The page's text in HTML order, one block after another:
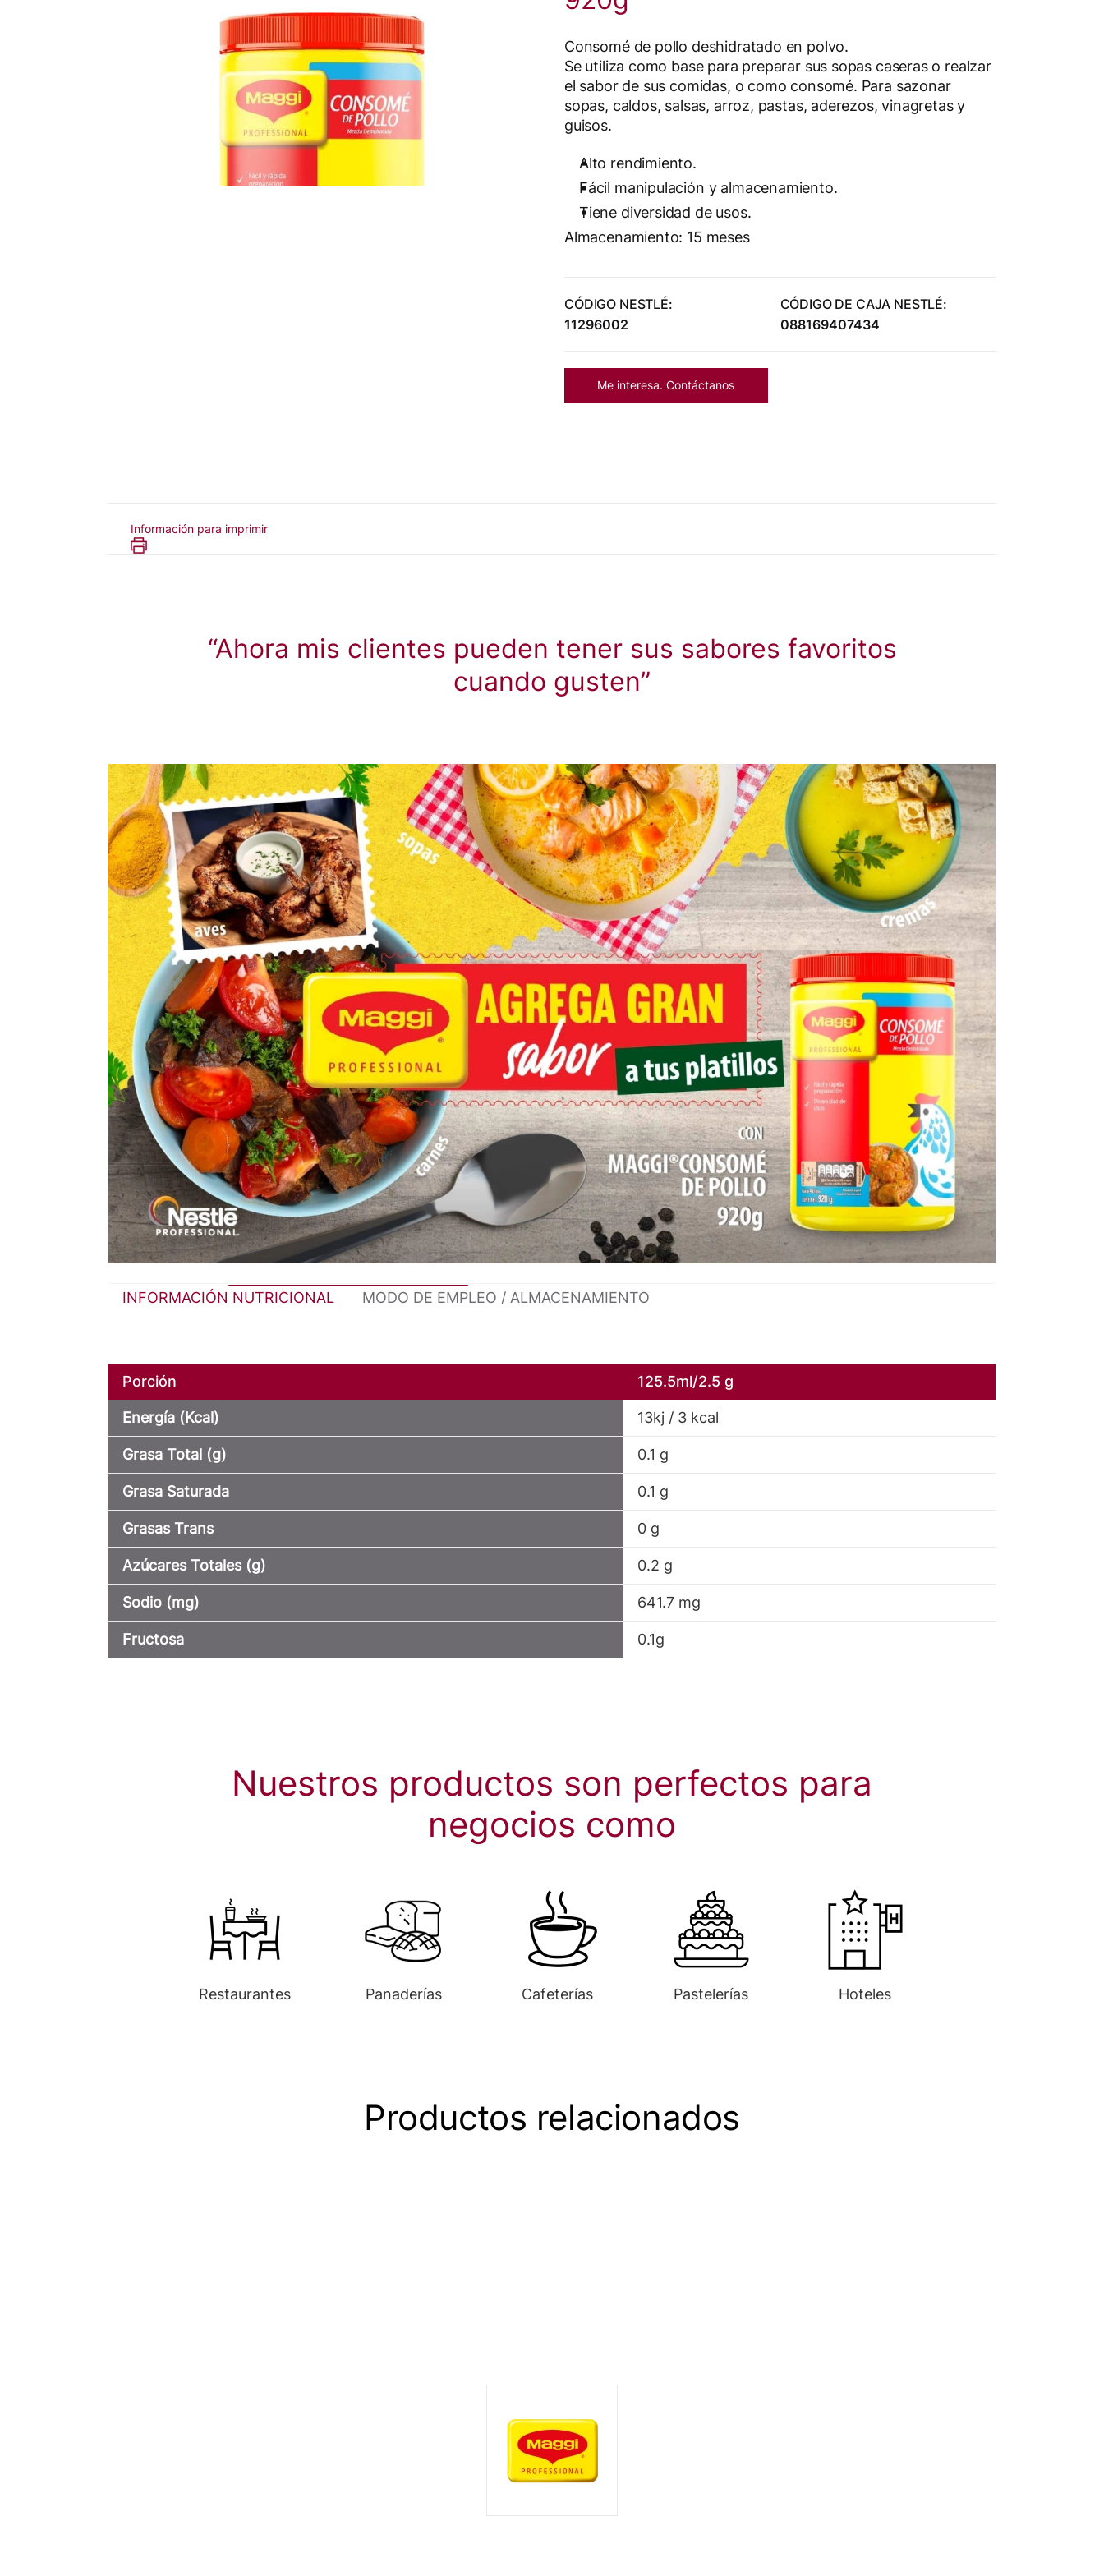
Consomé de pollo deshidratado en polvo.
Se utiliza como base para preparar sus sopas caseras o realzar
el sabor de sus comidas, o como consomé. Para sazonar
sopas, caldos, salsas, arroz, pastas, aderezos, vinagretas y
guisos.
Alto rendimiento.
Fácil manipulación y almacenamiento.
Tiene diversidad de usos.
Almacenamiento: 15 meses
CÓDIGO NESTLÉ:
11296002
CÓDIGO DE CAJA NESTLÉ:
088169407434
Me interesa. Contáctanos
Información para imprimir
“Ahora mis clientes pueden tener sus sabores favoritos
cuando gusten”
INFORMACIÓN NUTRICIONAL MODO DE EMPLEO / ALMACENAMIENTO
Porción 125.5ml/2.5 g
Energía (Kcal) 13kj / 3 kcal
Grasa Total (g) 0.1 g
Grasa Saturada 0.1 g
Grasas Trans 0 g
Azúcares Totales (g) 0.2 g
Sodio (mg) 641.7 mg
Fructosa 0.1g
Nuestros productos son perfectos para
negocios como
Restaurantes Panaderías Cafeterías Pastelerías Hoteles
Productos relacionados